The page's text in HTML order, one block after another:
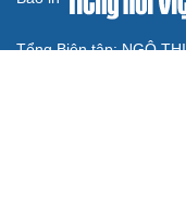
Luật Phòng,